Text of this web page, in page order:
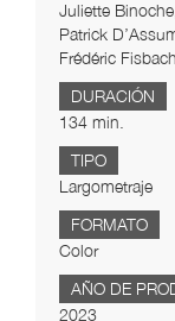
Juliette
Patrick
Frédéric
DURACIÓN
134 min.
TIPO
Largometraje
FORMATO
Color
AÑO DE
2023